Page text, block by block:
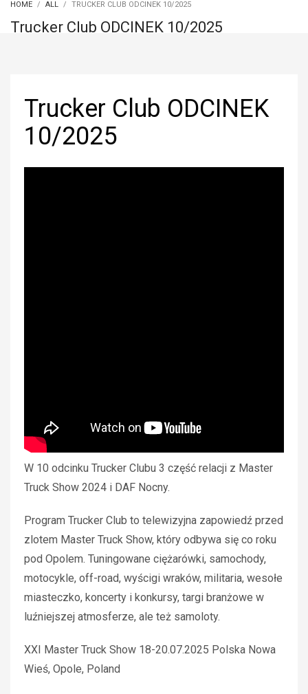
HOME ALL TRUCKER CLUB ODCINEK 10/2025
Trucker Club ODCINEK 10/2025
Trucker Club ODCINEK
10/2025
W 10 odcinku Trucker Clubu 3 część relacji z Master
Truck Show 2024 i DAF Nocny.
Program Trucker Club to telewizyjna zapowiedź przed
zlotem Master Truck Show, który odbywa się co roku
pod Opolem. Tuningowane ciężarówki, samochody,
motocykle, off-road, wyścigi wraków, militaria, wesołe
miasteczko, koncerty i konkursy, targi branżowe w
luźniejszej atmosferze, ale też samoloty.
XXI Master Truck Show 18-20.07.2025 Polska Nowa
Wieś, Opole, Poland